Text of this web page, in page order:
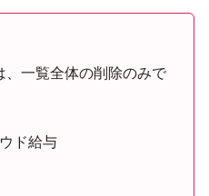
一覧全体の削除のみで
ド給与